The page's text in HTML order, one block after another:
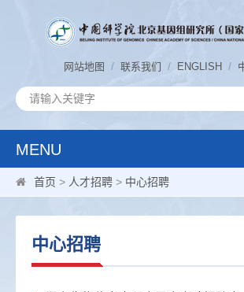
网站地图 / 联系我们 / ENGLISH /
MENU
首页 > 人才招聘 > 中心招聘
中心招聘